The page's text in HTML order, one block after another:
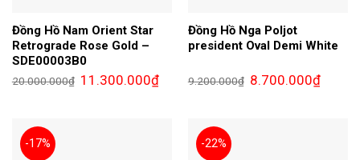
Đồng Hồ Nam Orient Star
Retrograde Rose Gold –
SDE00003B0
20.000.000₫ Giá
gốc
11.300.000₫Giá
hiện
Đồng Hồ Nga Poljot
president Oval Demi White
9.200.000₫ Giá
gốc
8.700.000₫Giá
hiện
-17%
-22%